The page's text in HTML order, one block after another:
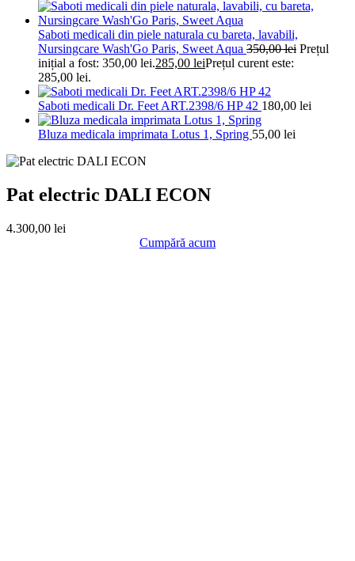
Saboti medicali din piele naturala cu bareta, lavabili,
Nursingcare Wash'Go Paris, Sweet Aqua 350,00lei Prețul
inițial a fost: 350,00 lei.285,00 leiPrețul curent este:
285,00 lei.
Saboti medicali Dr. Feet ART.2398/6 HP 42 180,00 lei
Bluza medicala imprimata Lotus 1, Spring 55,00 lei
Pat electric DALI ECON
4.300,00 lei
Cumpără acum